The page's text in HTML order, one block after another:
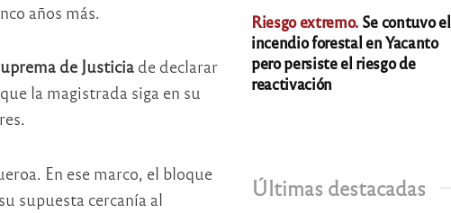
años más.
de Justiciade declarar
la magistrada siga en su
En ese marco, el bloque
supuesta cercanía al
Riesgo extremo. Se contuvo el
incendio forestal en Yacanto
pero persiste el riesgo de
reactivación
Últimas destacadas